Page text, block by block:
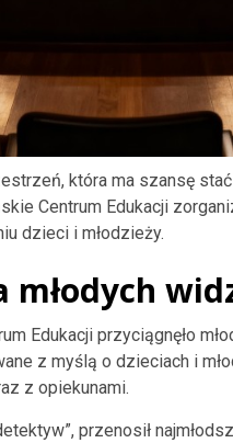
która ma szansę
Centrum Edukacji
dzieci i młodzieży.
młodych
Edukacji przyciągnęło
z myślą o dzieciach i
z opiekunami.
przenosił